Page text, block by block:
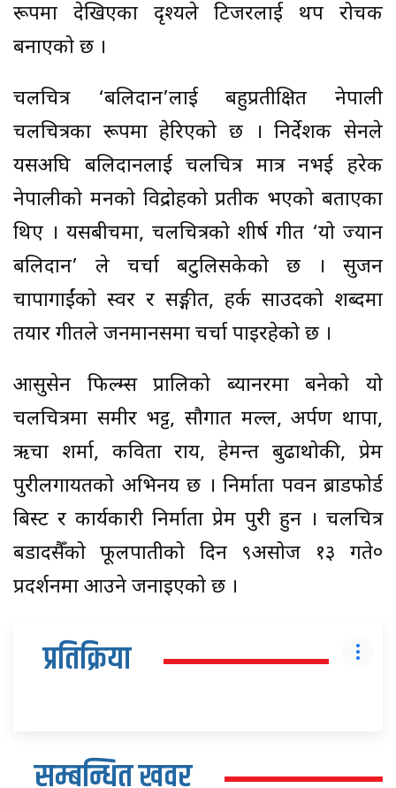
रूपमा देखिएका दृश्यले टिजरलाई थप रोचक
बनाएको छ ।
चलचित्र ‘बलिदान’लाई बहुप्रतीक्षित नेपाली
चलचित्रका रूपमा हेरिएको छ । निर्देशक सेनले
यसअघि बलिदानलाई चलचित्र मात्र नभई हरेक
नेपालीको मनको विद्रोहको प्रतीक भएको बताएका
थिए । यसबीचमा, चलचित्रको शीर्ष गीत ‘यो ज्यान
बलिदान’ ले चर्चा बटुलिसकेको छ । सुजन
चापागाईंको स्वर र सङ्गीत, हर्क साउदको शब्दमा
तयार गीतले जनमानसमा चर्चा पाइरहेको छ ।
आसुसेन फिल्म्स प्रालिको ब्यानरमा बनेको यो
चलचित्रमा समीर भट्ट, सौगात मल्ल, अर्पण थापा,
ऋचा शर्मा, कविता राय, हेमन्त बुढाथोकी, प्रेम
पुरीलगायतको अभिनय छ । निर्माता पवन ब्राडफोर्ड
बिस्ट र कार्यकारी निर्माता प्रेम पुरी हुन । चलचित्र
बडादसैँको फूलपातीको दिन ९असोज १३ गते०
प्रदर्शनमा आउने जनाइएको छ ।
प्रतिक्रिया
सम्बन्धित खवर